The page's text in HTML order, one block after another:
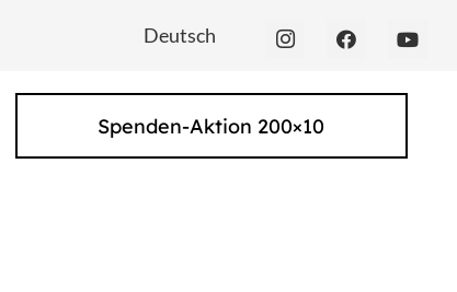
Deutsch
Spenden-Aktion 200×10